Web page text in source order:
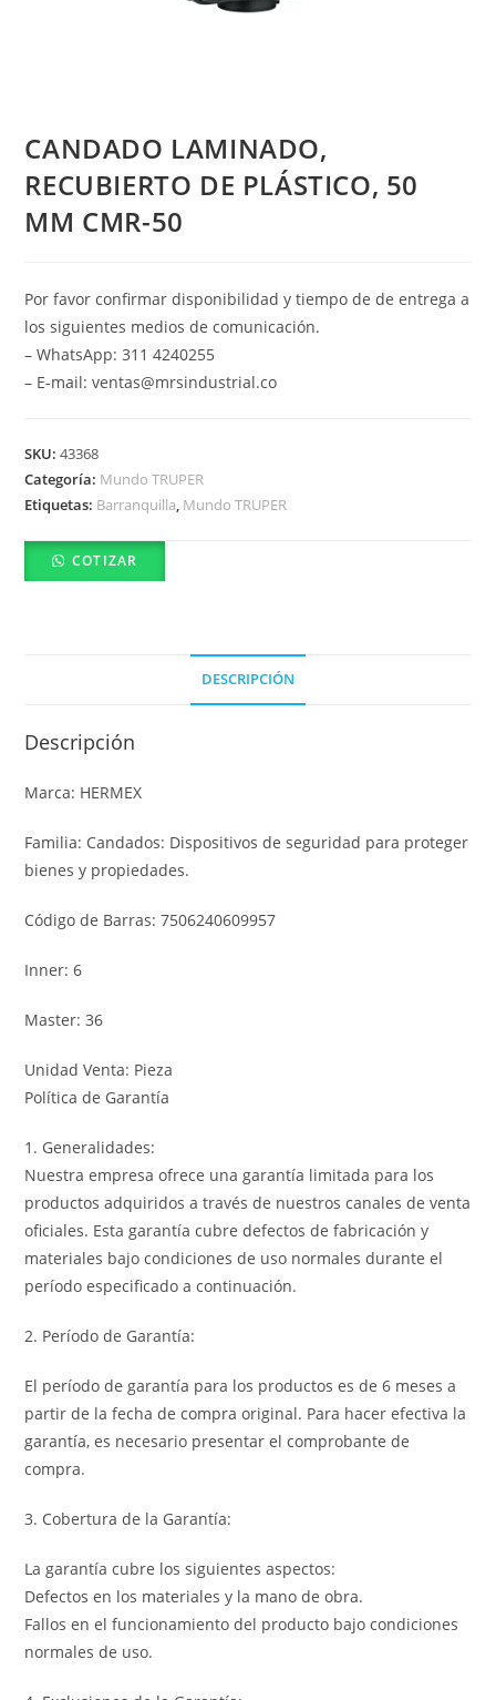
CANDADO LAMINADO,
RECUBIERTO DE PLÁSTICO, 50
MM CMR-50
Por favor confirmar disponibilidad y tiempo de de entrega a
los siguientes medios de comunicación.
– WhatsApp: 311 4240255
– E-mail: ventas@mrsindustrial.co
SKU:43368
Categoría: Mundo TRUPER
Etiquetas: Barranquilla, Mundo TRUPER
COTIZAR
DESCRIPCIÓN
Descripción
Marca: HERMEX
Familia: Candados: Dispositivos de seguridad para proteger
bienes y propiedades.
Código de Barras: 7506240609957
Inner: 6
Master: 36
Unidad Venta: Pieza
Política de Garantía
1. Generalidades:
Nuestra empresa ofrece una garantía limitada para los
productos adquiridos a través de nuestros canales de venta
oficiales. Esta garantía cubre defectos de fabricación y
materiales bajo condiciones de uso normales durante el
período especificado a continuación.
2. Período de Garantía:
El período de garantía para los productos es de 6 meses a
partir de la fecha de compra original. Para hacer efectiva la
garantía, es necesario presentar el comprobante de
compra.
3. Cobertura de la Garantía:
La garantía cubre los siguientes aspectos:
Defectos en los materiales y la mano de obra.
Fallos en el funcionamiento del producto bajo condiciones
normales de uso.